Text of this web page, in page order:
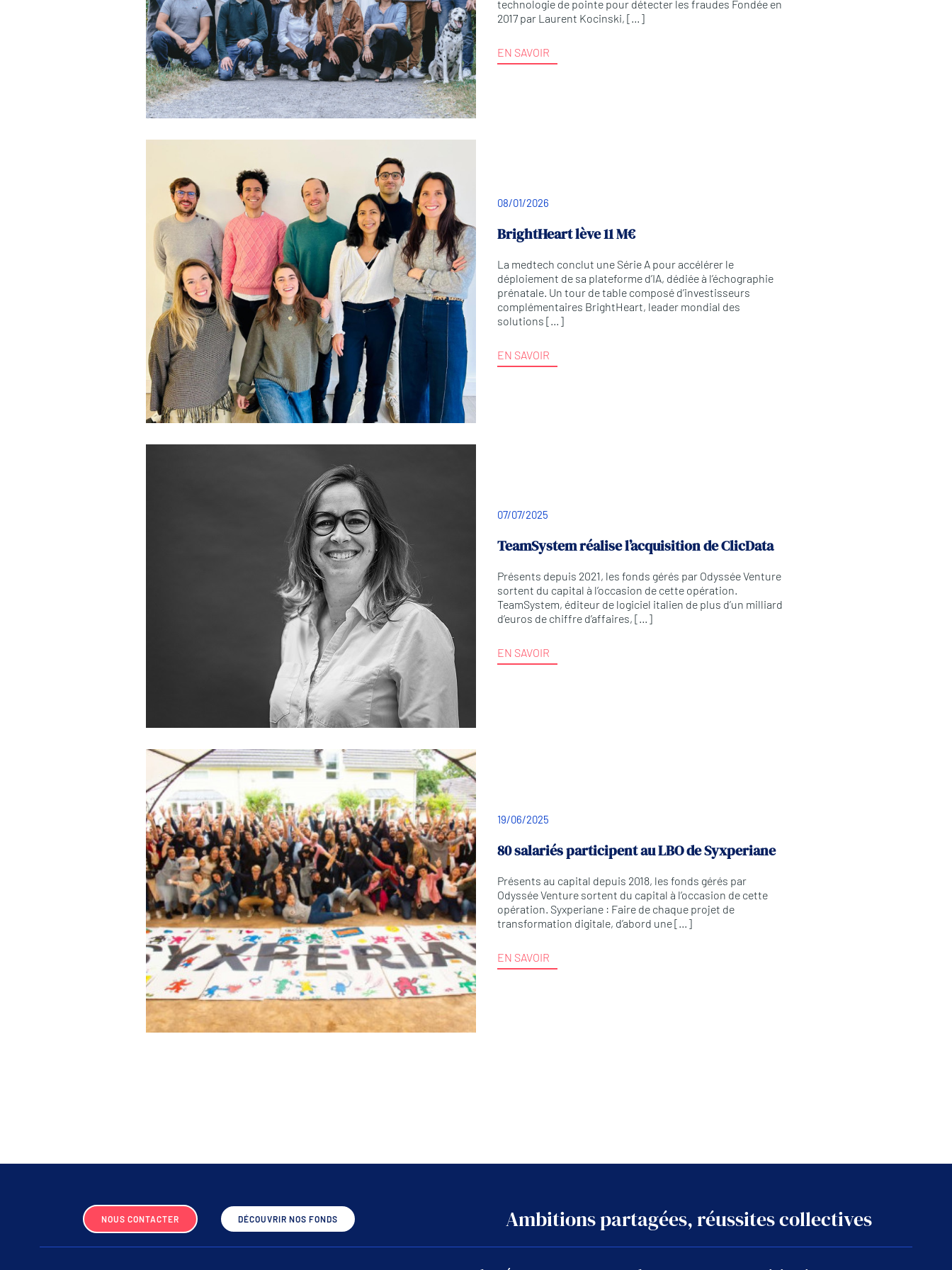
technologie de pointe pour détecter les fraudes Fondée en
2017 par Laurent Kocinski, […]
EN SAVOIR
08/01/2026
BrightHeart lève 11 M€
La medtech conclut une Série A pour accélérer le
déploiement de sa plateforme d’IA, dédiée à l’échographie
prénatale. Un tour de table composé d’investisseurs
complémentaires BrightHeart, leader mondial des
solutions […]
EN SAVOIR
07/07/2025
TeamSystem réalise l’acquisition de ClicData
Présents depuis 2021, les fonds gérés par Odyssée Venture
sortent du capital à l’occasion de cette opération.
TeamSystem, éditeur de logiciel italien de plus d’un milliard
d’euros de chiffre d’affaires, […]
EN SAVOIR
19/06/2025
80 salariés participent au LBO de Syxperiane
Présents au capital depuis 2018, les fonds gérés par
Odyssée Venture sortent du capital à l’occasion de cette
opération. Syxperiane : Faire de chaque projet de
transformation digitale, d’abord une […]
EN SAVOIR
NOUS CONTACTER DÉCOUVRIR NOS FONDS Ambitions partagées, réussites collectives